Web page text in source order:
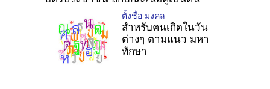
ตั้งชื่อ มงคล
สำหรับคนเกิดในวัน
ต่างๆ ตามแนว มหา
ทักษา